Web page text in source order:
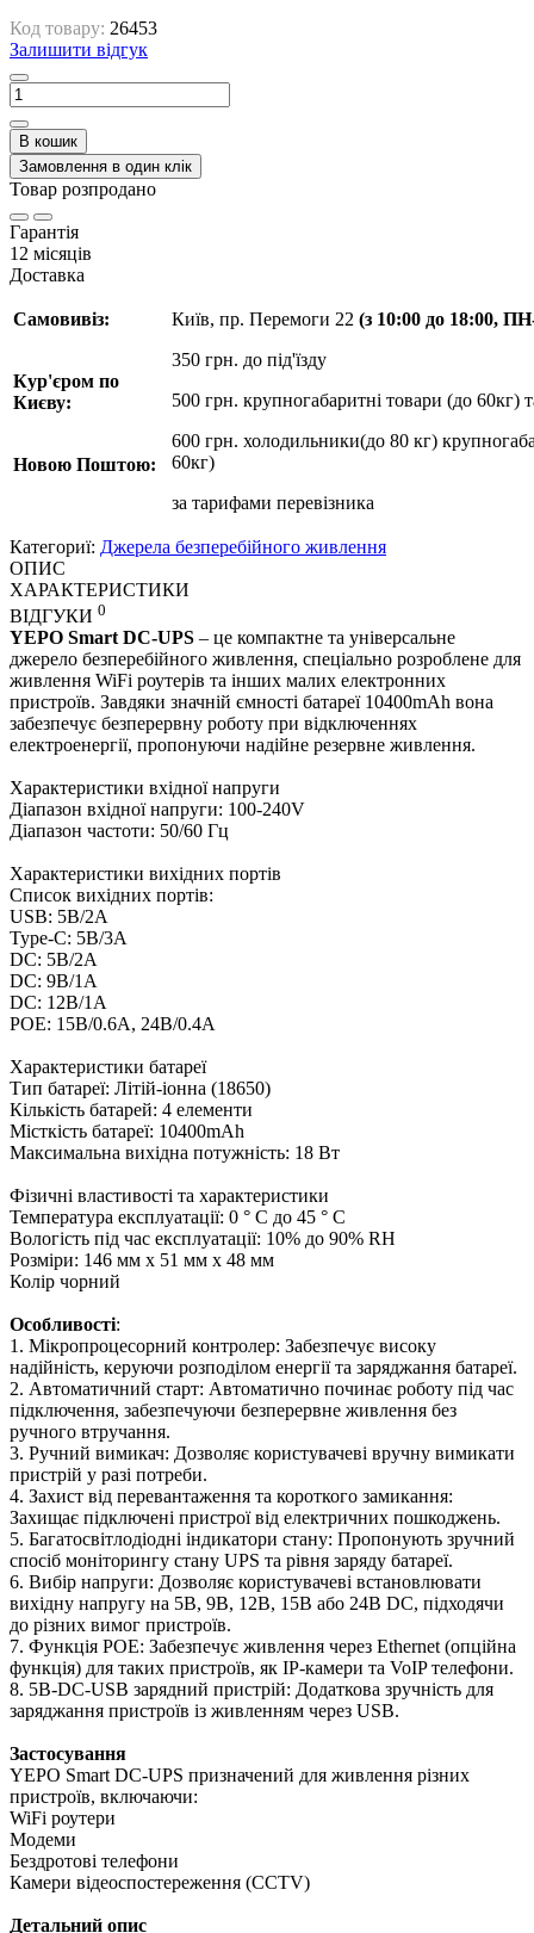
Код товару: 26453
Залишити відгук
В кошик
Замовлення в один клік
Товар розпродано
Гарантія
12 місяців
Доставка
Самовивіз:
Кур'єром по
Києву:
Новою Поштою:
Київ, пр. Перемоги 22 (з 10:00 до 18:00,
350 грн. до під'їзду
500 грн. крупногабаритні товари (до 60кг)
600 грн. холодильники(до 80 кг)
60кг)
за тарифами перевізника
Категориї: Джерела безперебійного живлення
ОПИС
ХАРАКТЕРИСТИКИ
ВІДГУКИ 0
YEPO Smart DC-UPS – це компактне та універсальне
джерело безперебійного живлення, спеціально розроблене для
живлення WiFi роутерів та інших малих електронних
пристроїв. Завдяки значній ємності батареї 10400mAh вона
забезпечує безперервну роботу при відключеннях
електроенергії, пропонуючи надійне резервне живлення.
Характеристики вхідної напруги
Діапазон вхідної напруги: 100-240V
Діапазон частоти: 50/60 Гц
Характеристики вихідних портів
Список вихідних портів:
USB: 5В/2А
Type-C: 5В/3А
DC: 5В/2А
DC: 9В/1А
DC: 12В/1А
POE: 15В/0.6А, 24В/0.4А
Характеристики батареї
Тип батареї: Літій-іонна (18650)
Кількість батарей: 4 елементи
Місткість батареї: 10400mAh
Максимальна вихідна потужність: 18 Вт
Фізичні властивості та характеристики
Температура експлуатації: 0 ° C до 45 ° C
Вологість під час експлуатації: 10% до 90% RH
Розміри: 146 мм x 51 мм x 48 мм
Колір чорний
Особливості:
1. Мікропроцесорний контролер: Забезпечує високу
надійність, керуючи розподілом енергії та заряджання батареї.
2. Автоматичний старт: Автоматично починає роботу під час
підключення, забезпечуючи безперервне живлення без
ручного втручання.
3. Ручний вимикач: Дозволяє користувачеві вручну вимикати
пристрій у разі потреби.
4. Захист від перевантаження та короткого замикання:
Захищає підключені пристрої від електричних пошкоджень.
5. Багатосвітлодіодні індикатори стану: Пропонують зручний
спосіб моніторингу стану UPS та рівня заряду батареї.
6. Вибір напруги: Дозволяє користувачеві встановлювати
вихідну напругу на 5В, 9В, 12В, 15В або 24В DC, підходячи
до різних вимог пристроїв.
7. Функція POE: Забезпечує живлення через Ethernet (опційна
функція) для таких пристроїв, як IP-камери та VoIP телефони.
8. 5В-DC-USB зарядний пристрій: Додаткова зручність для
заряджання пристроїв із живленням через USB.
Застосування
YEPO Smart DC-UPS призначений для живлення різних
пристроїв, включаючи:
WiFi роутери
Модеми
Бездротові телефони
Камери відеоспостереження (CCTV)
Детальний опис